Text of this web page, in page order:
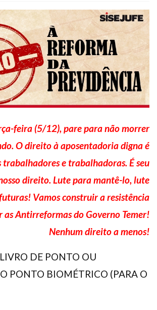
feira (5/12), pare para não morrer
O direito à aposentadoria digna é
e trabalhadoras. É seu
direito. Lute para mantê-lo, lute
Vamos construir a resistência
as Antirreformas do Governo Temer!
Nenhum direito a menos!
DE PONTO OU
PONTO BIOMÉTRICO (PARA O
Twitter Youtube TikTok Whatsapp